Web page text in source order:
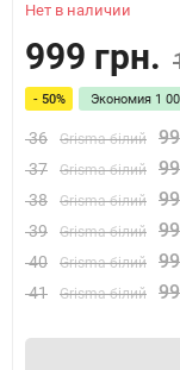
Нет в наличии
999 грн.
- 50% Экономия 1
36 Grisma білий
37 Grisma білий
38 Grisma білий
39 Grisma білий
40 Grisma білий
41 Grisma білий